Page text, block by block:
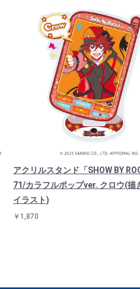
アクリルスタンド「SHOW BY
71/カラフルポップver. クロウ(描
イラスト)
￥1,870